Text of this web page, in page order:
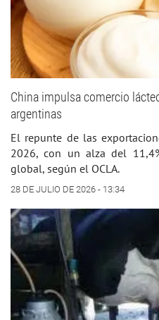
China impulsa comercio
argentinas
El repunte de las
2026, con un alza del
global, según el OCLA.
28 DE JULIO DE 2026 - 13:34